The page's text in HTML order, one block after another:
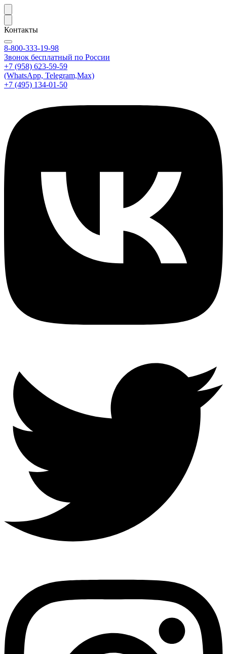
Контакты
8-800-333-19-98
Звонок бесплатный по России
+7 (958) 623-59-59
(WhatsApp, Telegram,Max)
+7 (495) 134-01-50